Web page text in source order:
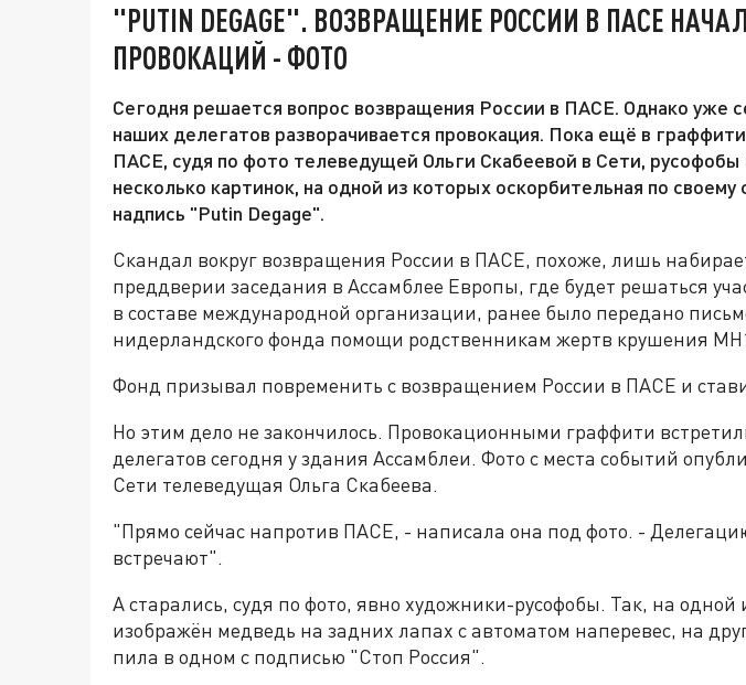
"PUTIN DEGAGE". ВОЗВРАЩЕНИЕ РОССИИ В ПАСЕ
ПРОВОКАЦИЙ - ФОТО
Сегодня решается вопрос возвращения России в ПАСЕ. Однако уже
наших делегатов разворачивается провокация. Пока ещё в
ПАСЕ, судя по фото телеведущей Ольги Скабеевой в Сети, русофобы
несколько картинок, на одной из которых оскорбительная по
надпись "Putin Degage".
Скандал вокруг возвращения России в ПАСЕ, похоже, лишь
преддверии заседания в Ассамблее Европы, где будет решаться
в составе международной организации, ранее было передано
нидерландского фонда помощи родственникам жертв крушения
Фонд призывал повременить с возвращением России в ПАСЕ и
Но этим дело не закончилось. Провокационными граффити
делегатов сегодня у здания Ассамблеи. Фото с места событий
Сети телеведущая Ольга Скабеева.
"Прямо сейчас напротив ПАСЕ, - написала она под фото. -
встречают".
А старались, судя по фото, явно художники-русофобы. Так, на одной
изображён медведь на задних лапах с автоматом наперевес, на
пила в одном с подписью "Стоп Россия".